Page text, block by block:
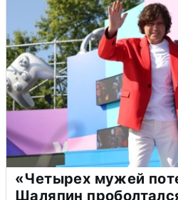
«Четырех мужей
Шаляпин